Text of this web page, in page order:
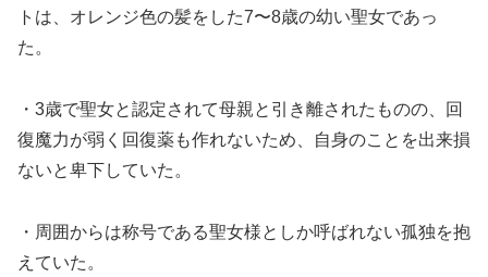
トは、オレンジ色の髪をした7〜8歳の幼い聖女であっ
た。
・3歳で聖女と認定されて母親と引き離されたものの、回
復魔力が弱く回復薬も作れないため、自身のことを出来損
ないと卑下していた。
・周囲からは称号である聖女様としか呼ばれない孤独を抱
えていた。